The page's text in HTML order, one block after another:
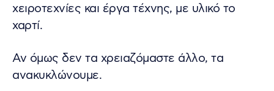
χειροτεχνίες και έργα τέχνης, με υλικό το
χαρτί.
Αν όμως δεν τα χρειαζόμαστε άλλο, τα
ανακυκλώνουμε.